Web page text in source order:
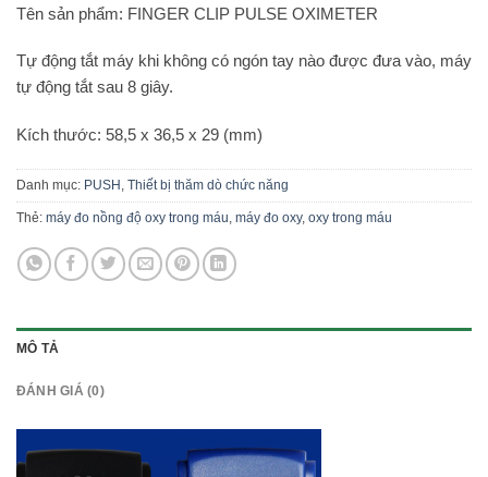
Tên sản phẩm: FINGER CLIP PULSE OXIMETER
Tự động tắt máy khi không có ngón tay nào được đưa vào, máy
tự động tắt sau 8 giây.
Kích thước: 58,5 x 36,5 x 29 (mm)
Danh mục: PUSH , Thiết bị thăm dò chức năng
Thẻ: máy đo nồng độ oxy trong máu, máy đo oxy, oxy trong máu
MÔ TẢ
ĐÁNH GIÁ (0)